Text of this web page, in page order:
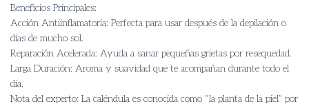
​Beneficios Principales:
​Acción Antiinflamatoria: Perfecta para usar después de la depilación o
días de mucho sol.
​Reparación Acelerada: Ayuda a sanar pequeñas grietas por resequedad.
​Larga Duración: Aroma y suavidad que te acompañan durante todo el
día.
​Nota del experto: La caléndula es conocida como “la planta de la piel” por